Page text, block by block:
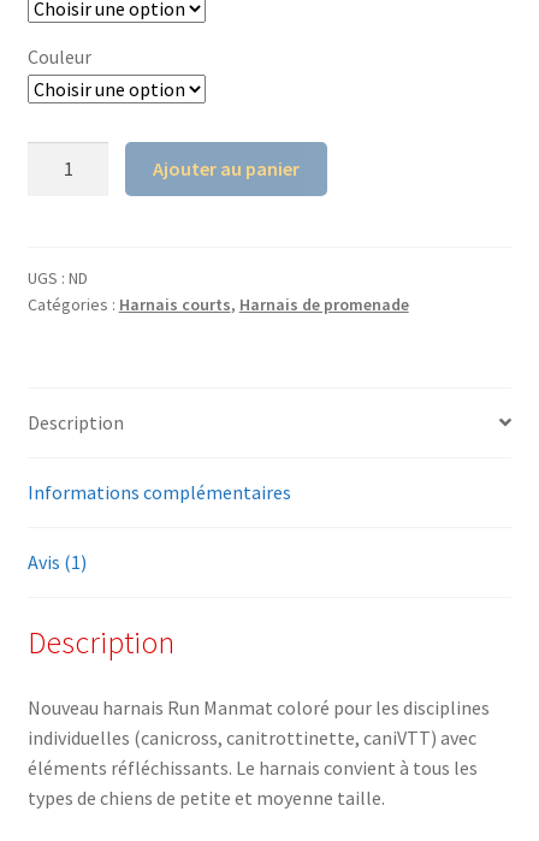
Couleur
MANMAT
Ajouter au panier
UGS : ND
Catégories : Harnais courts, Harnais de promenade
Description
Informations complémentaires
Avis (1)
Description
Nouveau harnais Run Manmat coloré pour les disciplines
individuelles (canicross, canitrottinette, caniVTT) avec
éléments réfléchissants. Le harnais convient à tous les
types de chiens de petite et moyenne taille.